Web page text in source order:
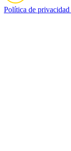
Política de privacidad